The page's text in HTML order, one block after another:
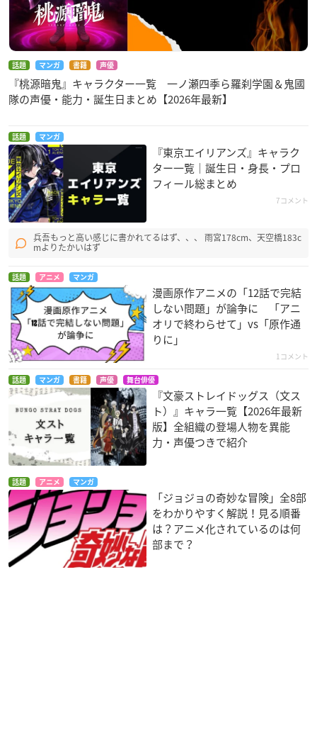
話題 マンガ 書籍 声優
『桃源暗鬼』キャラクター一覧 一ノ瀬四季ら羅刹学園＆鬼國
隊の声優・能力・誕生日まとめ【2026年最新】
話題 マンガ
『東京エイリアンズ』キャラク
ター一覧｜誕生日・身長・プロ
フィール総まとめ
7コメント
兵吾もっと高い感じに書かれてるはず、、、 雨宮178cm、天空橋183c
mよりたかいはず
話題 アニメ マンガ
漫画原作アニメの「12話で完結
しない問題」が論争に 「アニ
オリで終わらせて」vs「原作通
りに」
1コメント
話題 マンガ 書籍 声優 舞台俳優
『文豪ストレイドッグス（文ス
ト）』キャラ一覧【2026年最新
版】全組織の登場人物を異能
力・声優つきで紹介
話題 アニメ マンガ
「ジョジョの奇妙な冒険」全8部
をわかりやすく解説！見る順番
は？アニメ化されているのは何
部まで？